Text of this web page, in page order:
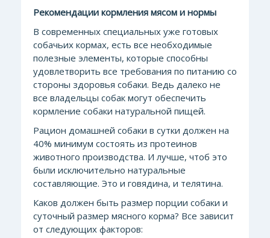
Рекомендации кормления мясом и нормы
В современных специальных уже готовых
собачьих кормах, есть все необходимые
полезные элементы, которые способны
удовлетворить все требования по питанию со
стороны здоровья собаки. Ведь далеко не
все владельцы собак могут обеспечить
кормление собаки натуральной пищей.
Рацион домашней собаки в сутки должен на
40% минимум состоять из протеинов
животного производства. И лучше, чтоб это
были исключительно натуральные
составляющие. Это и говядина, и телятина.
Каков должен быть размер порции собаки и
суточный размер мясного корма? Все зависит
от следующих факторов: